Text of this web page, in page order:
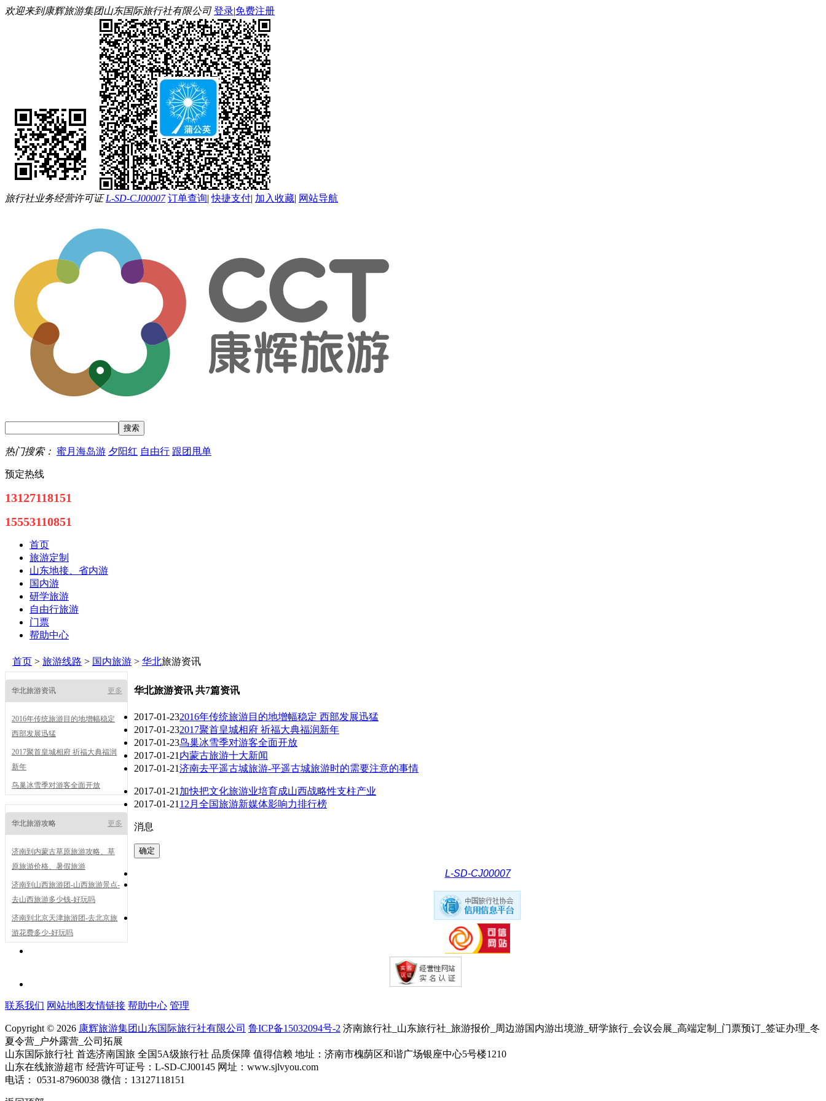
欢迎来到康辉旅游集团山东国际旅行社有限公司登录|免费注册
旅行社业务经营许可证L-SD-CJ00007 订单查询|快捷支付| 加入收藏| 网站导航
热门搜索： 蜜月海岛游 夕阳红 自由行 跟团甩单
预定热线
13127118151
15553110851
首页
旅游定制
山东地接、省内游
国内游
研学旅游
自由行旅游
门票
帮助中心
首页 > 旅游线路 > 国内旅游 > 华北旅游资讯
华北旅游资讯 更多
2016年传统旅游目的地增幅稳定
西部发展迅猛
2017聚首皇城相府 祈福大典福润
新年
鸟巢冰雪季对游客全面开放
华北旅游攻略 更多
济南到内蒙古草原旅游攻略、草
原旅游价格、暑假旅游
济南到山西旅游团-山西旅游景点-
去山西旅游多少钱-好玩吗
济南到北京天津旅游团-去北京旅
游花费多少-好玩吗
华北旅游资讯 共7篇资讯
2017-01-232016年传统旅游目的地增幅稳定 西部发展迅猛
2017-01-232017聚首皇城相府 祈福大典福润新年
2017-01-23鸟巢冰雪季对游客全面开放
2017-01-21 内蒙古旅游十大新闻
2017-01-21济南去平遥古城旅游-平遥古城旅游时的需要注意的事情
2017-01-21 加快把文化旅游业培育成山西战略性支柱产业
2017-01-21 12月全国旅游新媒体影响力排行榜
消息
L-SD-CJ00007
联系我们 网站地图友情链接 帮助中心 管理
Copyright © 2026 康辉旅游集团山东国际旅行社有限公司 鲁ICP备15032094号-2 济南旅行社_山东旅行社_旅游报价_周边游国内游出境游_研学旅行_会议会展_高端定制_门票预订_签证办理_冬
夏令营_户外露营_公司拓展
山东国际旅行社 首选济南国旅 全国5A级旅行社 品质保障 值得信赖 地址：济南市槐荫区和谐广场银座中心5号楼1210
山东在线旅游超市 经营许可证号：L-SD-CJ00145 网址：www.sjlvyou.com
电话： 0531-87960038 微信：13127118151